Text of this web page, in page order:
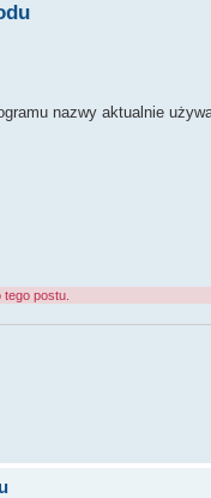
nazwy aktualnie
postu.